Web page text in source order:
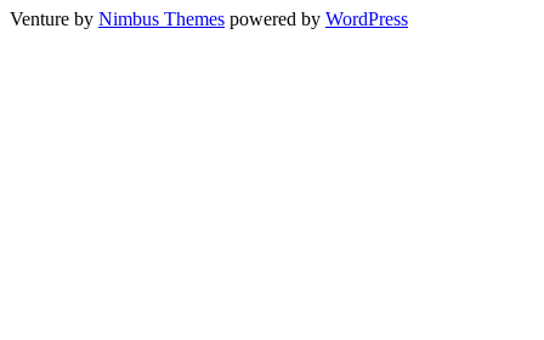
Venture by Nimbus Themes powered by WordPress